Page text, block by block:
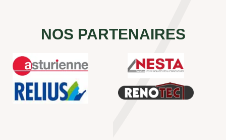
NOS PARTENAIRES